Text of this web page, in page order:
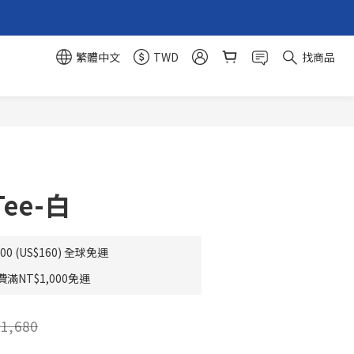
繁體中文 TWD 找商品
白
(US$160) 全球免運
滿NT$1,000免運